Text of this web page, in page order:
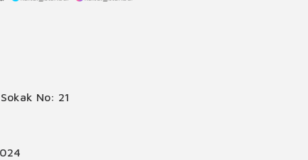
No: 21